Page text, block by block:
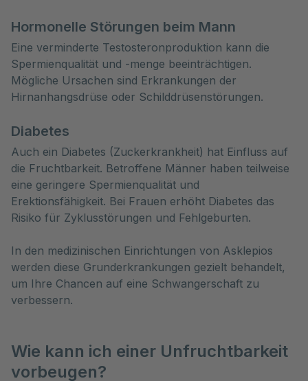
Hormonelle Störungen beim Mann
Eine verminderte Testosteronproduktion kann die
Spermienqualität und -menge beeinträchtigen.
Mögliche Ursachen sind Erkrankungen der
Hirnanhangsdrüse oder Schilddrüsenstörungen.
Diabetes
Auch ein Diabetes (Zuckerkrankheit) hat Einfluss auf
die Fruchtbarkeit. Betroffene Männer haben teilweise
eine geringere Spermienqualität und
Erektionsfähigkeit. Bei Frauen erhöht Diabetes das
Risiko für Zyklusstörungen und Fehlgeburten.
In den medizinischen Einrichtungen von Asklepios
werden diese Grunderkrankungen gezielt behandelt,
um Ihre Chancen auf eine Schwangerschaft zu
verbessern.
Wie kann ich einer Unfruchtbarkeit
vorbeugen?